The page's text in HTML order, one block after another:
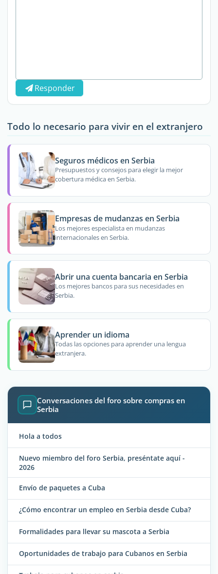
Responder
Todo lo necesario para vivir en el extranjero
Seguros médicos en Serbia
Presupuestos y consejos para elegir la mejor
cobertura médica en Serbia.
Empresas de mudanzas en Serbia
Los mejores especialista en mudanzas
internacionales en Serbia.
Abrir una cuenta bancaria en Serbia
Los mejores bancos para sus necesidades en
Serbia.
Aprender un idioma
Todas las opciones para aprender una lengua
extranjera.
Conversaciones del foro sobre compras en
Serbia
Hola a todos
Nuevo miembro del foro Serbia, preséntate aquí -
2026
Envío de paquetes a Cuba
¿Cómo encontrar un empleo en Serbia desde Cuba?
Formalidades para llevar su mascota a Serbia
Oportunidades de trabajo para Cubanos en Serbia